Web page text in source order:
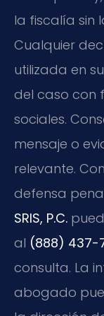
la fiscalía sin
Cualquier
utilizada en
del caso con
sociales.
mensaje o
relevante.
defensa
SRIS, P.C.
al (888) 437-
consulta. La
abogado